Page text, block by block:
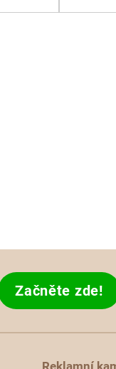
Začněte zde!
Reklamní